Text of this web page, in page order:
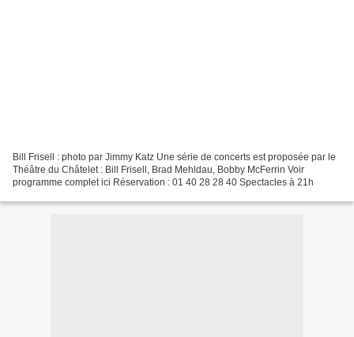
Bill Frisell : photo par Jimmy Katz Une série de concerts est proposée par le
Théâtre du Châtelet : Bill Frisell, Brad Mehldau, Bobby McFerrin Voir
programme complet ici Réservation : 01 40 28 28 40 Spectacles à 21h